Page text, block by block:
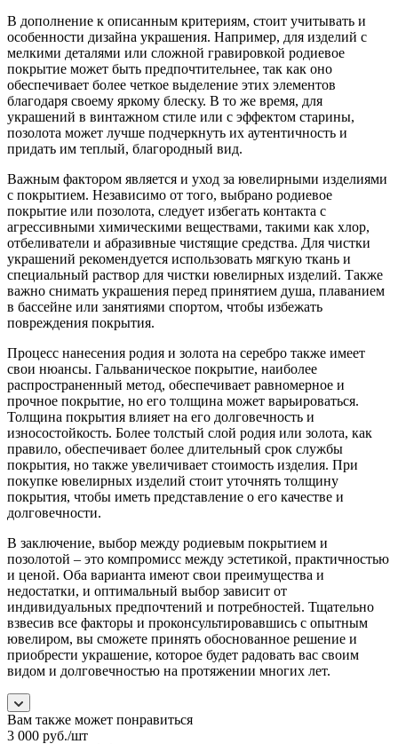
В дополнение к описанным критериям, стоит учитывать и
особенности дизайна украшения. Например, для изделий с
мелкими деталями или сложной гравировкой родиевое
покрытие может быть предпочтительнее, так как оно
обеспечивает более четкое выделение этих элементов
благодаря своему яркому блеску. В то же время, для
украшений в винтажном стиле или с эффектом старины,
позолота может лучше подчеркнуть их аутентичность и
придать им теплый, благородный вид.
Важным фактором является и уход за ювелирными изделиями
с покрытием. Независимо от того, выбрано родиевое
покрытие или позолота, следует избегать контакта с
агрессивными химическими веществами, такими как хлор,
отбеливатели и абразивные чистящие средства. Для чистки
украшений рекомендуется использовать мягкую ткань и
специальный раствор для чистки ювелирных изделий. Также
важно снимать украшения перед принятием душа, плаванием
в бассейне или занятиями спортом, чтобы избежать
повреждения покрытия.
Процесс нанесения родия и золота на серебро также имеет
свои нюансы. Гальваническое покрытие, наиболее
распространенный метод, обеспечивает равномерное и
прочное покрытие, но его толщина может варьироваться.
Толщина покрытия влияет на его долговечность и
износостойкость. Более толстый слой родия или золота, как
правило, обеспечивает более длительный срок службы
покрытия, но также увеличивает стоимость изделия. При
покупке ювелирных изделий стоит уточнять толщину
покрытия, чтобы иметь представление о его качестве и
долговечности.
В заключение, выбор между родиевым покрытием и
позолотой – это компромисс между эстетикой, практичностью
и ценой. Оба варианта имеют свои преимущества и
недостатки, и оптимальный выбор зависит от
индивидуальных предпочтений и потребностей. Тщательно
взвесив все факторы и проконсультировавшись с опытным
ювелиром, вы сможете принять обоснованное решение и
приобрести украшение, которое будет радовать вас своим
видом и долговечностью на протяжении многих лет.
Вам также может понравиться
3 000 руб./шт